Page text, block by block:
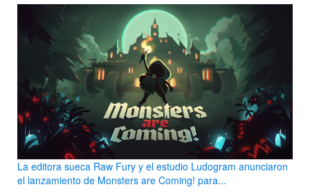
La editora sueca Raw Fury y el estudio Ludogram anunciaron
el lanzamiento de Monsters are Coming! para...